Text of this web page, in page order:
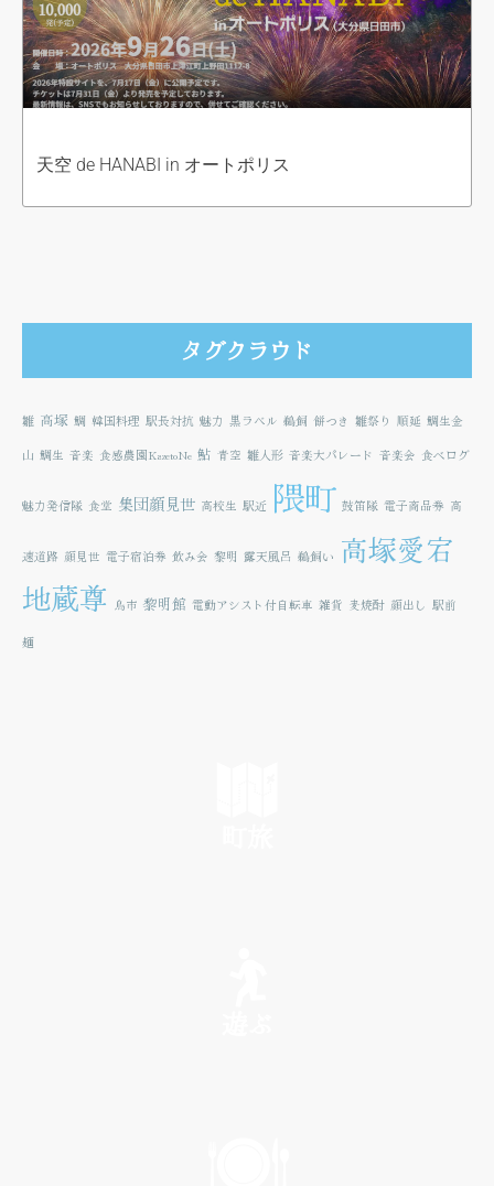
天空 de HANABI in オートポリス
タグクラウド
雛 高塚 鯛 韓国料理 駅長対抗 魅力 黒ラベル 鵜飼 餅つき 雛祭り 順延 鯛生金
山 鯛生 音楽 食感農園KazetoNe 鮎 青空 雛人形 音楽大パレード 音楽会 食べログ
魅力発信隊 食堂 集団顔見世 高校生 駅近 隈町 鼓笛隊 電子商品券 高
速道路 顔見世 電子宿泊券 飲み会 黎明 露天風呂 鵜飼い 高塚愛宕
地蔵尊 鳥市 黎明館 電動アシスト付自転車 雑貨 麦焼酎 顔出し 駅前
麺